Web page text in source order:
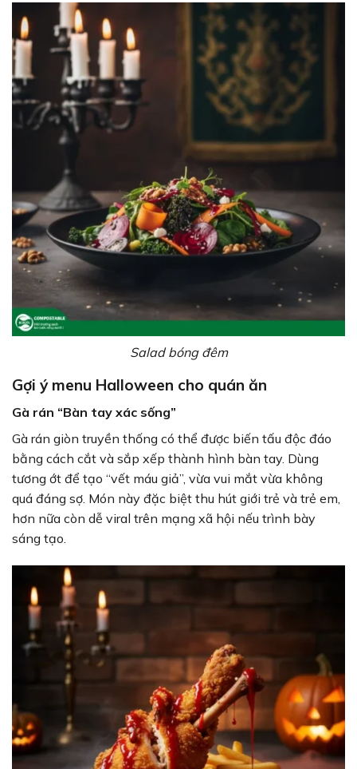
Salad bóng đêm
Gợi ý menu Halloween cho quán ăn
Gà rán “Bàn tay xác sống”
Gà rán giòn truyền thống có thể được biến tấu độc đáo
bằng cách cắt và sắp xếp thành hình bàn tay. Dùng
tương ớt để tạo “vết máu giả”, vừa vui mắt vừa không
quá đáng sợ. Món này đặc biệt thu hút giới trẻ và trẻ em,
hơn nữa còn dễ viral trên mạng xã hội nếu trình bày
sáng tạo.